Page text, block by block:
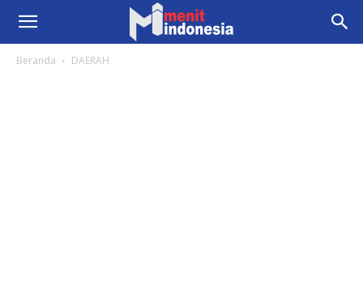
Beranda DAERAH